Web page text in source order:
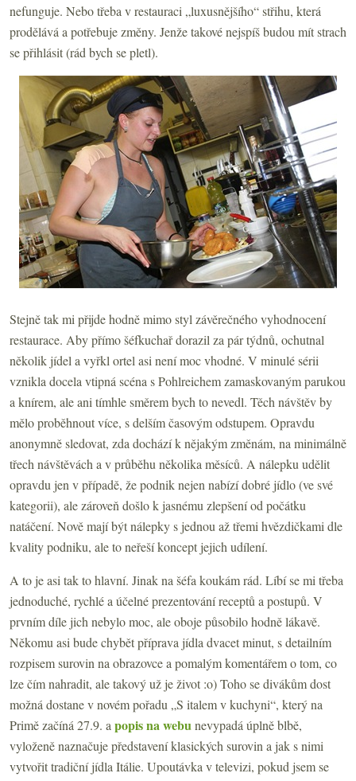
nefunguje. Nebo třeba v restauraci „luxusnějšího“ střihu, která
prodělává a potřebuje změny. Jenže takové nejspíš budou mít strach
se přihlásit (rád bych se pletl).
Stejně tak mi přijde hodně mimo styl závěrečného vyhodnocení
restaurace. Aby přímo šéfkuchař dorazil za pár týdnů, ochutnal
několik jídel a vyřkl ortel asi není moc vhodné. V minulé sérii
vznikla docela vtipná scéna s Pohlreichem zamaskovaným parukou
a knírem, ale ani tímhle směrem bych to nevedl. Těch návštěv by
mělo proběhnout více, s delším časovým odstupem. Opravdu
anonymně sledovat, zda dochází k nějakým změnám, na minimálně
třech návštěvách a v průběhu několika měsíců. A nálepku udělit
opravdu jen v případě, že podnik nejen nabízí dobré jídlo (ve své
kategorii), ale zároveň došlo k jasnému zlepšení od počátku
natáčení. Nově mají být nálepky s jednou až třemi hvězdičkami dle
kvality podniku, ale to neřeší koncept jejich udílení.
A to je asi tak to hlavní. Jinak na šéfa koukám rád. Líbí se mi třeba
jednoduché, rychlé a účelné prezentování receptů a postupů. V
prvním díle jich nebylo moc, ale oboje působilo hodně lákavě.
Někomu asi bude chybět příprava jídla dvacet minut, s detailním
rozpisem surovin na obrazovce a pomalým komentářem o tom, co
lze čím nahradit, ale takový už je život :o) Toho se divákům dost
možná dostane v novém pořadu „S italem v kuchyni“, který na
Primě začíná 27.9. a popis na webunevypadá úplně blbě,
vyloženě naznačuje představení klasických surovin a jak s nimi
vytvořit tradiční jídla Itálie. Upoutávka v televizi, pokud jsem se